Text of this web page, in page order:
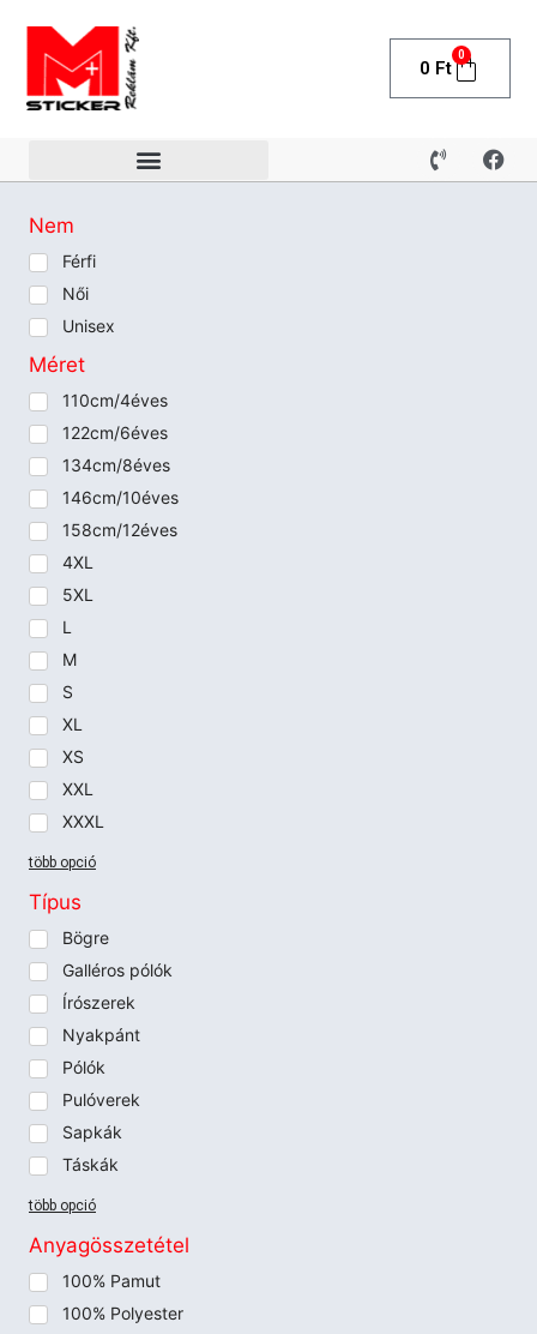
0 Ft
0
Nem
Férfi
Női
Unisex
Méret
110cm/4éves
122cm/6éves
134cm/8éves
146cm/10éves
158cm/12éves
4XL
5XL
L
M
S
XL
XS
XXL
XXXL
több opció
Típus
Bögre
Galléros pólók
Írószerek
Nyakpánt
Pólók
Pulóverek
Sapkák
Táskák
több opció
Anyagösszetétel
100% Pamut
100% Polyester